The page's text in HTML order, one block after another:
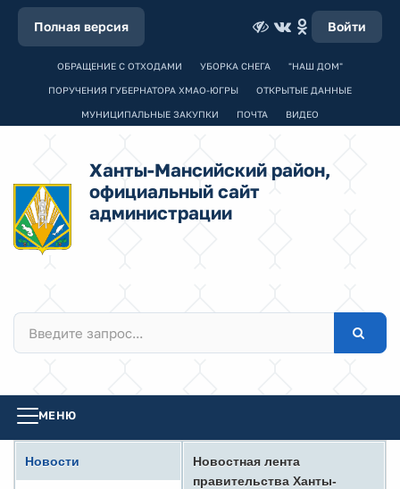
Полная версия Войти
ОБРАЩЕНИЕ С ОТХОДАМИ УБОРКА СНЕГА "НАШ ДОМ"
ПОРУЧЕНИЯ ГУБЕРНАТОРА ХМАО-ЮГРЫ ОТКРЫТЫЕ ДАННЫЕ
МУНИЦИПАЛЬНЫЕ ЗАКУПКИ ПОЧТА ВИДЕО
Ханты-Мансийский район,
официальный сайт
администрации
МЕНЮ
Новости
Новостная лента
правительства Ханты-